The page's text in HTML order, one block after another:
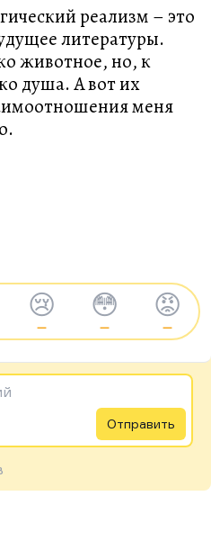
реализм – это
литературы.
животное, но, к
душа. А вот их
меня
😢
—
😳
—
😡
—
Отправить